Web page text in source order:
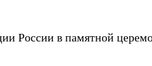
России в памятной